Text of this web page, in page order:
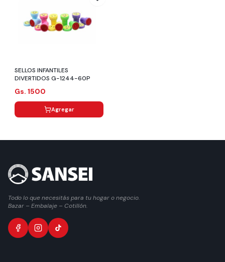
SELLOS INFANTILES
DIVERTIDOS G-1244-60P
Gs. 1500
Agregar
Todo lo que necesitás para tu hogar o negocio.
Bazar – Embalaje – Cotillón.